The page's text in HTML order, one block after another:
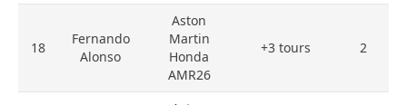
18
Fernando
Alonso
Aston
Martin
Honda
AMR26
+3 tours 2